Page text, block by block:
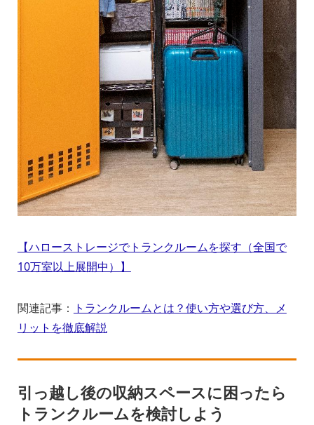
【ハローストレージでトランクルームを探す（全国で
10万室以上展開中）】
関連記事： トランクルームとは？使い方や選び方、メ
リットを徹底解説
引っ越し後の収納スペースに困ったら
トランクルームを検討しよう